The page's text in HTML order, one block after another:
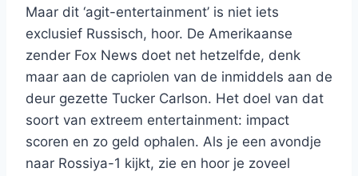
Maar dit ‘agit-entertainment’ is niet iets
exclusief Russisch, hoor. De Amerikaanse
zender Fox News doet net hetzelfde, denk
maar aan de capriolen van de inmiddels aan de
deur gezette Tucker Carlson. Het doel van dat
soort van extreem entertainment: impact
scoren en zo geld ophalen. Als je een avondje
naar Rossiya-1 kijkt, zie en hoor je zoveel